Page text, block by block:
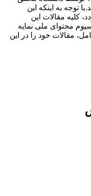
توجه به اینکه این
کلیه مقالات این
محتوای ملی نمایه
مقالات خود را در این